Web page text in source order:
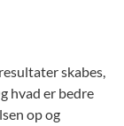
skabes,
hvad er bedre
op og